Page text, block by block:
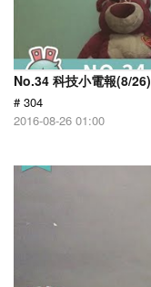
No.34 科技小電報(8/26)
# 304
2016-08-26 01:00